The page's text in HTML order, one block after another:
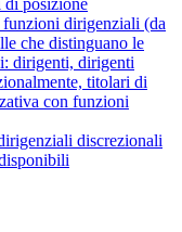
di posizione
dirigenziali (da
che distinguano le
dirigenti, dirigenti
titolari di
con funzioni
discrezionali